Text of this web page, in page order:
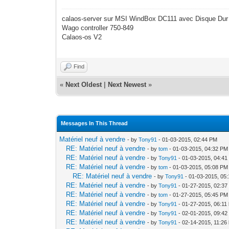
calaos-server sur MSI WindBox DC111 avec Disque Dur
Wago controller 750-849
Calaos-os V2
Find
« Next Oldest Next Newest »
Messages In This Thread
Matériel neuf à vendre - byTony91 - 01-03-2015, 02:44 PM
RE: Matériel neuf à vendre - bytom - 01-03-2015, 04:32 PM
RE: Matériel neuf à vendre - byTony91 - 01-03-2015, 04:41
RE: Matériel neuf à vendre - bytom - 01-03-2015, 05:08 PM
RE: Matériel neuf à vendre - byTony91 - 01-03-2015,
RE: Matériel neuf à vendre - byTony91 - 01-27-2015, 02:37
RE: Matériel neuf à vendre - bytom - 01-27-2015, 05:45 PM
RE: Matériel neuf à vendre - byTony91 - 01-27-2015, 06:11
RE: Matériel neuf à vendre - byTony91 - 02-01-2015, 09:42
RE: Matériel neuf à vendre - byTony91 - 02-14-2015, 11:26